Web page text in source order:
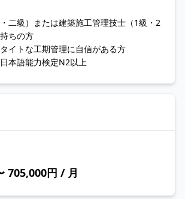
二級）または建築施工管理技士（1級・2
ちの方
イトな工期管理に自信がある方
本語能力検定N2以上
705,000円 / 月